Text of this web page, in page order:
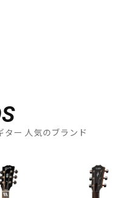
ター 人気のブランド